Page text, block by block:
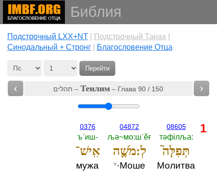
Библия
Подстрочный LXX+NT| Подстрочный Танах
Cинодальный + Стронг| Благословение Отца
Перейти
‹ תהלים –Теилим – Глава 90 / 150 ›
08605
тәфiлља:‎
תְּפִלָּה֮
Молитва
04872
љә~мо:шˈěғ
לְ:מֹשֶׁ֪ה
*·Моше
0376
ъˈиш-‎
אִֽישׁ־
мужа
1